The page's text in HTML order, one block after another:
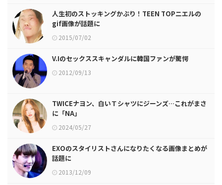
人生初のストッキングかぶり！TEEN TOPニエルの
gif画像が話題に
2015/07/02
V.Iのセックススキャンダルに韓国ファンが驚愕
2012/09/13
TWICEナヨン、白いＴシャツにジーンズ…これがまさ
に「NA」
2024/05/27
EXOのスタイリストさんになりたくなる画像まとめが
話題に
2013/12/09